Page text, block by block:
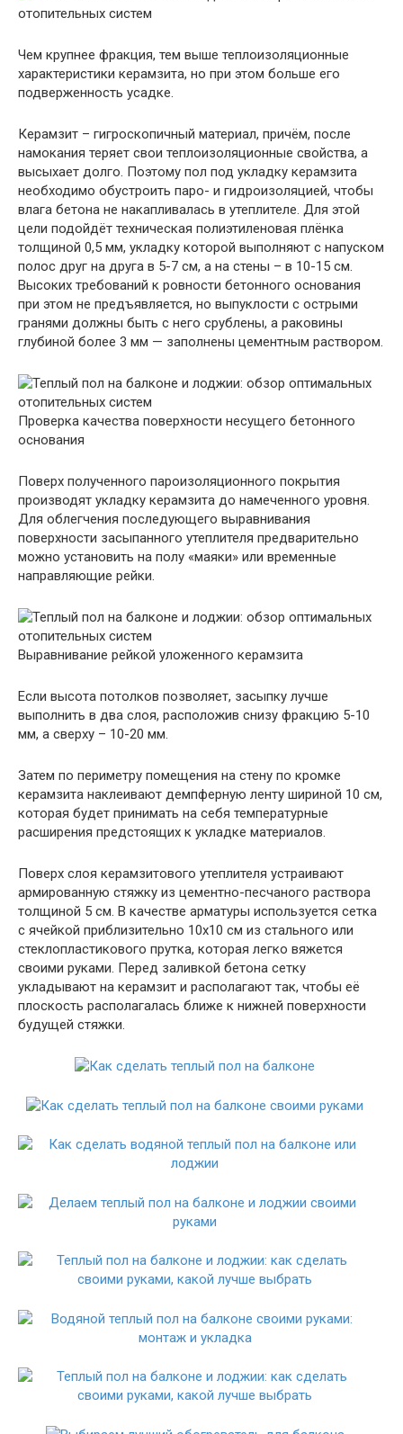
Чем крупнее фракция, тем выше теплоизоляционные
характеристики керамзита, но при этом больше его
подверженность усадке.
Керамзит – гигроскопичный материал, причём, после
намокания теряет свои теплоизоляционные свойства, а
высыхает долго. Поэтому пол под укладку керамзита
необходимо обустроить паро- и гидроизоляцией, чтобы
влага бетона не накапливалась в утеплителе. Для этой
цели подойдёт техническая полиэтиленовая плёнка
толщиной 0,5 мм, укладку которой выполняют с напуском
полос друг на друга в 5-7 см, а на стены – в 10-15 см.
Высоких требований к ровности бетонного основания
при этом не предъявляется, но выпуклости с острыми
гранями должны быть с него срублены, а раковины
глубиной более 3 мм — заполнены цементным раствором.
Проверка качества поверхности несущего бетонного
основания
Поверх полученного пароизоляционного покрытия
производят укладку керамзита до намеченного уровня.
Для облегчения последующего выравнивания
поверхности засыпанного утеплителя предварительно
можно установить на полу «маяки» или временные
направляющие рейки.
Выравнивание рейкой уложенного керамзита
Если высота потолков позволяет, засыпку лучше
выполнить в два слоя, расположив снизу фракцию 5-10
мм, а сверху – 10-20 мм.
Затем по периметру помещения на стену по кромке
керамзита наклеивают демпферную ленту шириной 10 см,
которая будет принимать на себя температурные
расширения предстоящих к укладке материалов.
Поверх слоя керамзитового утеплителя устраивают
армированную стяжку из цементно-песчаного раствора
толщиной 5 см. В качестве арматуры используется сетка
с ячейкой приблизительно 10х10 см из стального или
стеклопластикового прутка, которая легко вяжется
своими руками. Перед заливкой бетона сетку
укладывают на керамзит и располагают так, чтобы её
плоскость располагалась ближе к нижней поверхности
будущей стяжки.